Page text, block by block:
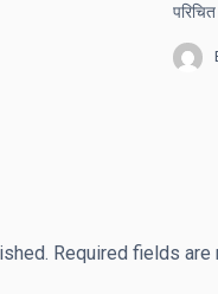
Required fields are